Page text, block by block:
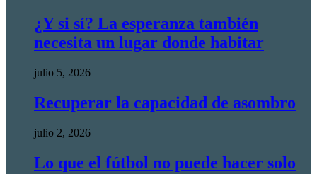
¿Y si sí? La esperanza también
necesita un lugar donde habitar
julio 5, 2026
Recuperar la capacidad de asombro
julio 2, 2026
Lo que el fútbol no puede hacer solo